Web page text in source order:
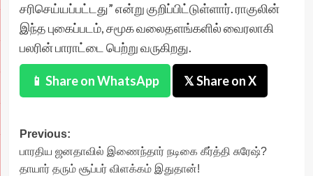
சரிசெய்யப்பட்டது” என்று குறிப்பிட்டுள்ளார். ராகுலின்
இந்த புகைப்படம், சமூக வலைதளங்களில் வைரலாகி
பலரின் பாராட்டை பெற்று வருகிறது.
📱 Share on WhatsApp 𝕏 Share on X
Post
navigation
Previous:
பாரதிய ஜனதாவில் இணைந்தார் நடிகை கீர்த்தி சுரேஷ்?
தாயார் தரும் சூப்பர் விளக்கம் இதுதான்!